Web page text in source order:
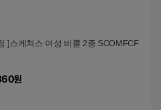
]스케쳐스 여성 비쿨 2종 SCOMFCF
원